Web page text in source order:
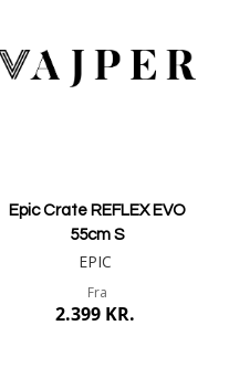
Epic Crate REFLEX EVO
55cm S
EPIC
Fra
2.399 KR.